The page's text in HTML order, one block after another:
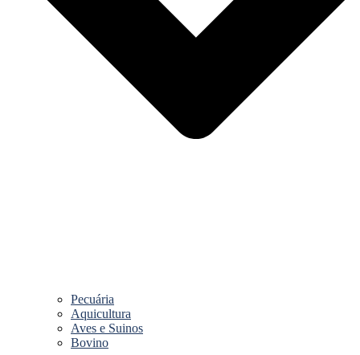
Pecuária
Aquicultura
Aves e Suinos
Bovino